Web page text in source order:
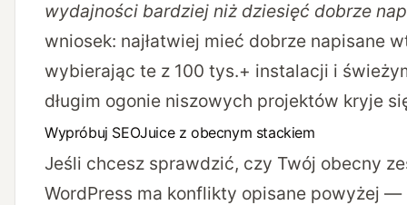
wydajności bardziej niż dziesięć dobrze
wniosek: najłatwiej mieć dobrze napisane
wybierając te z 100 tys.+ instalacji i
długim ogonie niszowych projektów kryje
Wypróbuj SEOJuice z obecnym stackiem
Jeśli chcesz sprawdzić, czy Twój obecny
WordPress ma konflikty opisane powyżej